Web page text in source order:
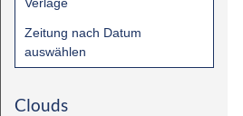
Zeitung nach Datum
auswählen
Clouds